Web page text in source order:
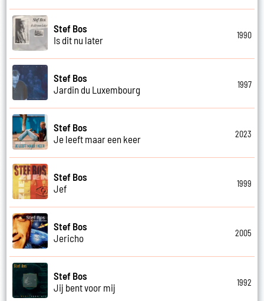
Stef Bos
Is dit nu later
1990
Stef Bos
Jardin du Luxembourg
1997
Stef Bos
Je leeft maar een keer
2023
Stef Bos
Jef
1999
Stef Bos
Jericho
2005
Stef Bos
Jij bent voor mij
1992